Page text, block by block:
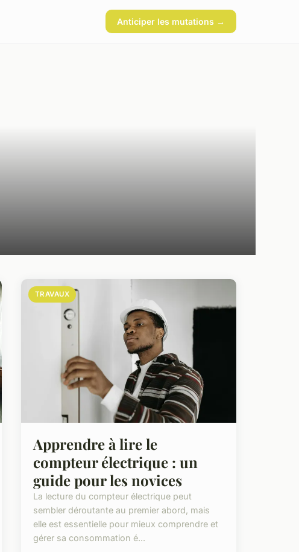
Anticiper les mutations →
TRAVAUX
Apprendre à lire le
compteur électrique : un
guide pour les novices
La lecture du compteur électrique peut
sembler déroutante au premier abord, mais
elle est essentielle pour mieux comprendre et
gérer sa consommation é...